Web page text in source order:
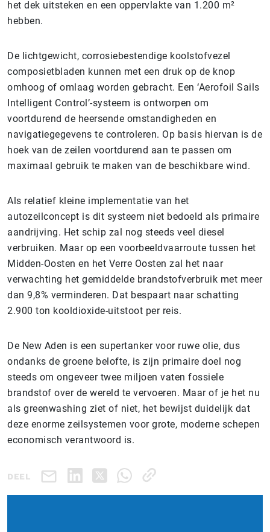
het dek uitsteken en een oppervlakte van 1.200 m²
hebben.
De lichtgewicht, corrosiebestendige koolstofvezel
composietbladen kunnen met een druk op de knop
omhoog of omlaag worden gebracht. Een ‘Aerofoil Sails
Intelligent Control’-systeem is ontworpen om
voortdurend de heersende omstandigheden en
navigatiegegevens te controleren. Op basis hiervan is de
hoek van de zeilen voortdurend aan te passen om
maximaal gebruik te maken van de beschikbare wind.
Als relatief kleine implementatie van het
autozeilconcept is dit systeem niet bedoeld als primaire
aandrijving. Het schip zal nog steeds veel diesel
verbruiken. Maar op een voorbeeldvaarroute tussen het
Midden-Oosten en het Verre Oosten zal het naar
verwachting het gemiddelde brandstofverbruik met meer
dan 9,8% verminderen. Dat bespaart naar schatting
2.900 ton kooldioxide-uitstoot per reis.
De New Aden is een supertanker voor ruwe olie, dus
ondanks de groene belofte, is zijn primaire doel nog
steeds om ongeveer twee miljoen vaten fossiele
brandstof over de wereld te vervoeren. Maar of je het nu
als greenwashing ziet of niet, het bewijst duidelijk dat
deze enorme zeilsystemen voor grote, moderne schepen
economisch verantwoord is.
DEEL